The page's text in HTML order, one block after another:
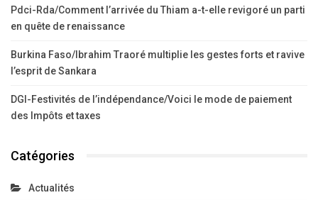
Pdci-Rda/Comment l’arrivée du Thiam a-t-elle revigoré un parti
en quête de renaissance
Burkina Faso/Ibrahim Traoré multiplie les gestes forts et ravive
l’esprit de Sankara
DGI-Festivités de l’indépendance/Voici le mode de paiement
des Impôts et taxes
Catégories
Actualités